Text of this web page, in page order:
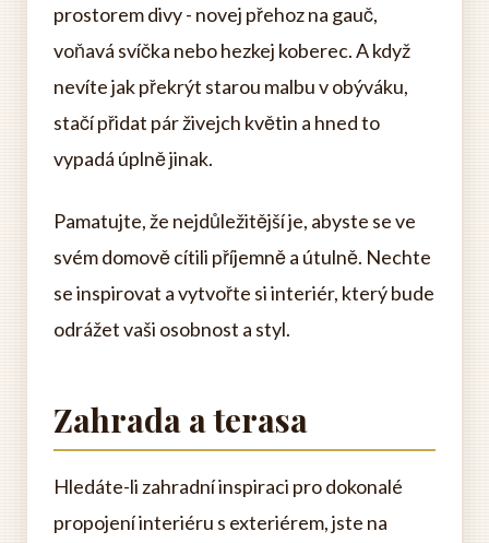
prostorem divy - novej přehoz na gauč,
voňavá svíčka nebo hezkej koberec. A když
nevíte jak překrýt starou malbu v obýváku,
stačí přidat pár živejch květin a hned to
vypadá úplně jinak.
Pamatujte, že nejdůležitější je, abyste se ve
svém domově cítili příjemně a útulně. Nechte
se inspirovat a vytvořte si interiér, který bude
odrážet vaši osobnost a styl.
Zahrada a terasa
Hledáte-li zahradní inspiraci pro dokonalé
propojení interiéru s exteriérem, jste na